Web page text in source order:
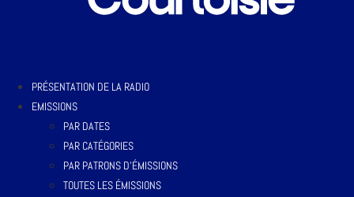
PRÉSENTATION DE LA RADIO
EMISSIONS
PAR DATES
PAR CATÉGORIES
PAR PATRONS D’ÉMISSIONS
TOUTES LES ÉMISSIONS